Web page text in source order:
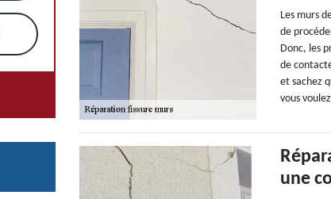
Les murs
de
Donc, les
de
et sachez
vous
une